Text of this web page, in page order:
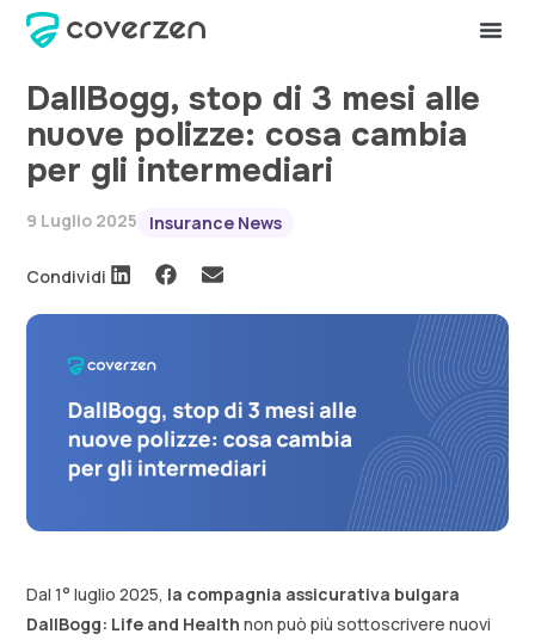
DallBogg, stop di 3 mesi alle
nuove polizze: cosa cambia
per gli intermediari
9 Luglio 2025 Insurance News
Condividi
Dal 1° luglio 2025, la compagnia assicurativa bulgara
DallBogg: Life and Health non può più sottoscrivere nuovi